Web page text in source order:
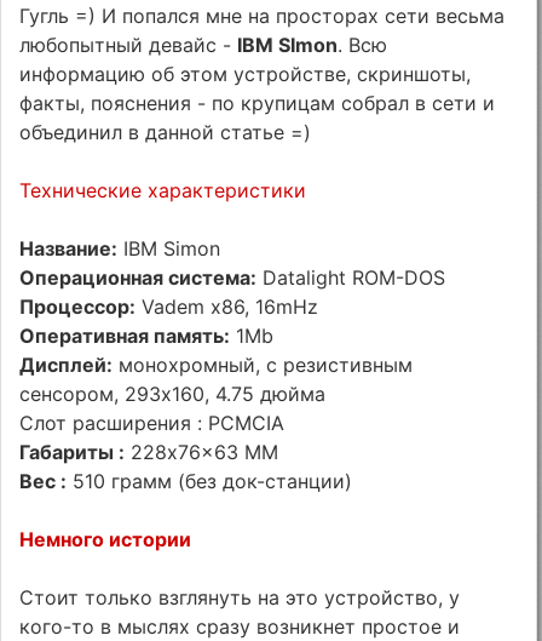
Гугль =) И попался мне на просторах сети весьма
любопытный девайс - IBM SImon. Всю
информацию об этом устройстве, скриншоты,
факты, пояснения - по крупицам собрал в сети и
объединил в данной статье =)
Технические характеристики
Название: IBM Simon
Операционная система: Datalight ROM-DOS
Процессор: Vadem x86, 16mHz
Оперативная память: 1Mb
Дисплей: монохромный, с резистивным
сенсором, 293x160, 4.75 дюйма
Слот расширения : PCMCIA
Габариты : 228x76x63 ММ
Вес : 510 грамм (без док-станции)
Немного истории
Стоит только взглянуть на это устройство, у
кого-то в мыслях сразу возникнет простое и